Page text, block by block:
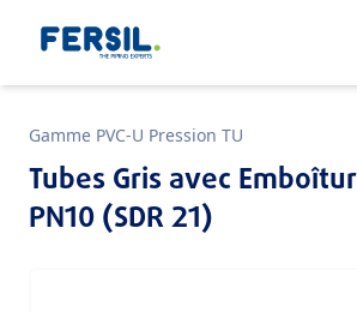
Gamme PVC-U Pression TU
Tubes Gris avec
PN10 (SDR 21)